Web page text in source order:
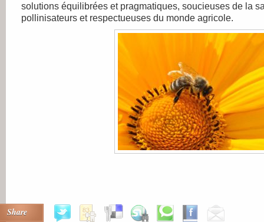
solutions équilibrées et pragmatiques, soucieuses de la
pollinisateurs et respectueuses du monde agricole.
Share